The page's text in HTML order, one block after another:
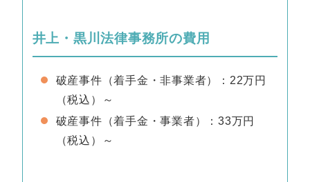
井上・黒川法律事務所の費用
破産事件（着手金・非事業者）：22万円
（税込）～
破産事件（着手金・事業者）：33万円
（税込）～